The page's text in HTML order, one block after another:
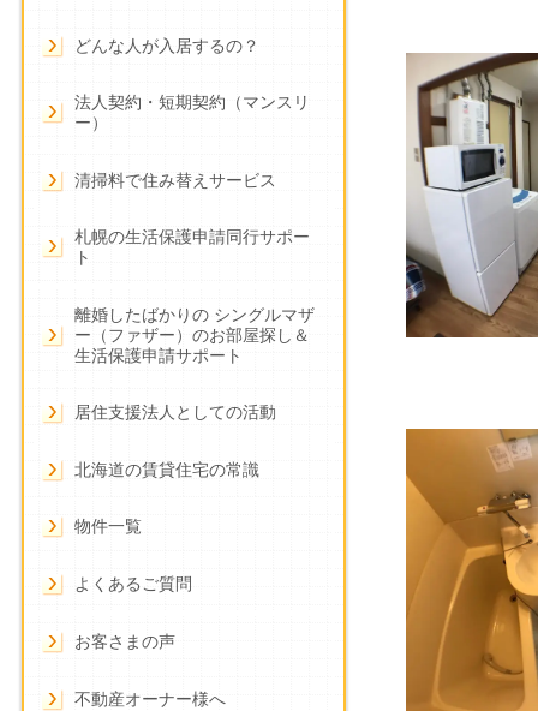
どんな人が入居するの？
法人契約・短期契約（マンスリ
ー）
清掃料で住み替えサービス
札幌の生活保護申請同行サポー
ト
離婚したばかりの シングルマザ
ー（ファザー）のお部屋探し＆
生活保護申請サポート
居住支援法人としての活動
北海道の賃貸住宅の常識
物件一覧
よくあるご質問
お客さまの声
不動産オーナー様へ